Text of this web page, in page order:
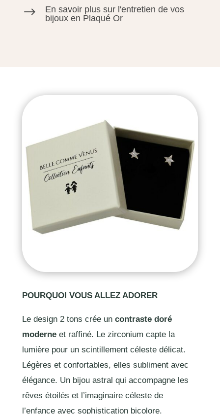
$
En savoir plus sur l'entretien de vos
bijoux en Plaqué Or
POURQUOI VOUS ALLEZ ADORER
Le design 2 tons crée un contraste doré
moderneet raffiné. Le zirconium capte la
lumière pour un scintillement céleste délicat.
Légères et confortables, elles subliment avec
élégance. Un bijou astral qui accompagne les
rêves étoilés et l’imaginaire céleste de
l’enfance avec sophistication bicolore.